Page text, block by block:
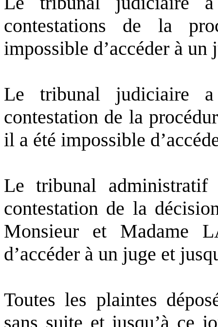
contestations de la
impossible d’accéder à un
Le tribunal judiciaire
contestation de la
il a été impossible
Le tribunal
contestation de la
Monsieur et Madame
d’accéder à un juge et
Toutes les plaintes
sans suite et jusqu’à ce